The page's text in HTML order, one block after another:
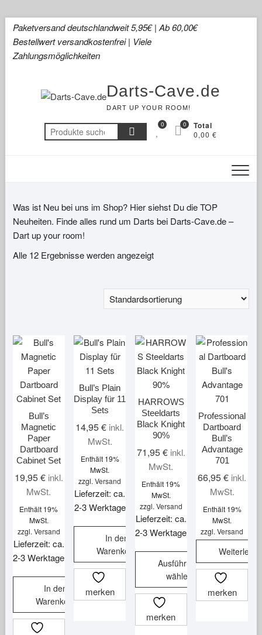
Skip
content
Paketversand deutschlandweit 5,95€ | Ab 60,00€
Bestellwert versandkostenfrei | Viele
Zahlungsmöglichkeiten
Darts-Cave.de
DART UP YOUR ROOM!
Suchen
nach:
0 Total
0,00 €
0
Was ist Neu bei uns im Shop? Hier siehst Du die TOP
Neuheiten. Finde alles rund um Darts bei Darts-Cave.de –
Dart up your room!
Alle 12 Ergebnisse werden angezeigt
Bull’s
Magnetic
Paper
Dartboard
Cabinet Set
19,95€ inkl.
MwSt.
Enthält 19%
MwSt.
zzgl. Versand
Lieferzeit: ca.
2-3 Werktage
In den
Warenkorb
Bull’s Plain
Display für 11
Sets
14,95€ inkl.
MwSt.
Enthält 19%
MwSt.
zzgl.Versand
Lieferzeit: ca.
2-3 Werktage
In den
Warenkorb
merken
HARROWS
Steeldarts
Black Knight
90%
71,95€ inkl.
MwSt.
Enthält 19%
MwSt.
zzgl. Versand
Lieferzeit: ca.
2-3 Werktage
Ausführung
wählen
Dieses
Produkt
weist
merken
Professional
Dartboard
Bull’s
Advantage
701
66,95€ inkl.
MwSt.
Enthält 19%
MwSt.
zzgl.Versand
merken